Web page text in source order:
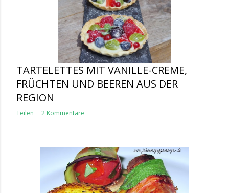
TARTELETTES MIT VANILLE-CREME,
FRÜCHTEN UND BEEREN AUS DER
REGION
Teilen 2 Kommentare